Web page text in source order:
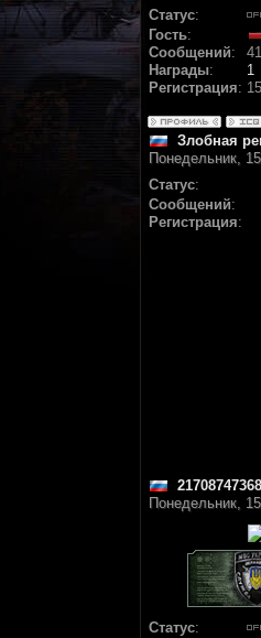
Статус:
Гость:
Сообщений:
41
Награды:
1
Регистрация:
Злобная
Понедельник,
Статус:
Сообщений:
Регистрация:
21708747368
Понедельник,
Статус: